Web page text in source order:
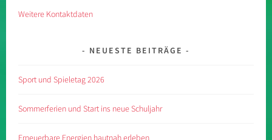
Weitere Kontaktdaten
NEUESTE BEITRÄGE
Sport und Spieletag 2026
Sommerferien und Start ins neue Schuljahr
Erneuerbare Energien hautnah erleben